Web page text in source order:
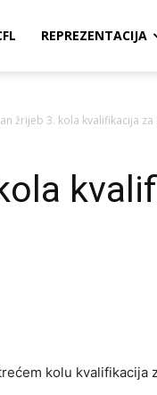
REPREZENTACIJA
žrijeb 3. kola kvalifikacija za
kolu kvalifikacija